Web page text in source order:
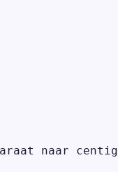
naar